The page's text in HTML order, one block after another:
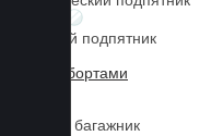
Резиновый подпятник
3D Eva с бортами
Коврики в багажник